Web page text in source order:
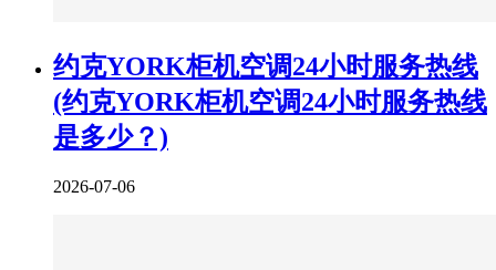
约克YORK柜机空调24小时服务热线
(约克YORK柜机空调24小时服务热线
是多少？)
2026-07-06